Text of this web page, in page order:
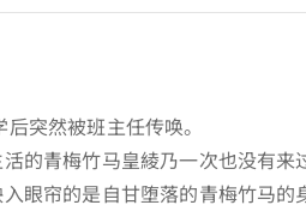
突然被班主任传唤。
的青梅竹马皇綾乃一次也没有来
眼帘的是自甘堕落的青梅竹马